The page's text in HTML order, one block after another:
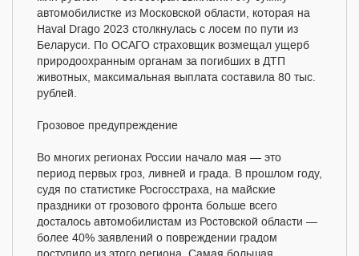
автомобилистке из Московской области, которая на
Haval Drago 2023 столкнулась с лосем по пути из
Беларуси. По ОСАГО страховщик возмещал ущерб
природоохранным органам за погибших в ДТП
животных, максимальная выплата составила 80 тыс.
рублей.
Грозовое предупреждение
Во многих регионах России начало мая — это
период первых гроз, ливней и града. В прошлом году,
судя по статистике Росгосстраха, на майские
праздники от грозового фронта больше всего
досталось автомобилистам из Ростовской области —
более 40% заявлений о повреждении градом